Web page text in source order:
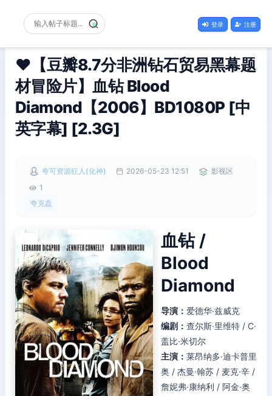
登录 注册
❤️【豆瓣8.7分非洲钻石贸易黑幕题
材冒险片】血钻 Blood
Diamond【2006】BD1080P [中
英字幕] [2.3G]
夸可资源狂人(化神) 2026-05-23 12:51
影视区
1
夸克盘
血钻 /
Blood
Diamond
导演： 爱德华·兹威克
编剧： 查尔斯·里维特 / C·
盖比·米切尔
主演： 莱昂纳多·迪卡普里
奥 / 杰曼·翰苏 / 麦克·辛 /
詹妮弗·康纳利 / 阿金·奥